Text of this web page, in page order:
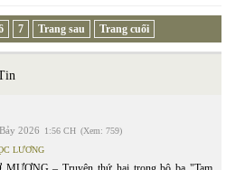
7 Trang sau Trang cuối
2026 1:56 CH (Xem: 759)
LƯƠNG